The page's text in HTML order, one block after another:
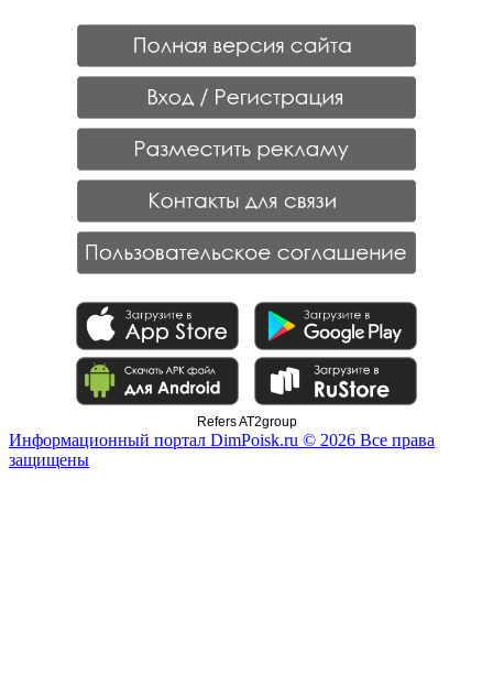
Refers AT2group
Информационный портал DimPoisk.ru © 2026 Все права
защищены